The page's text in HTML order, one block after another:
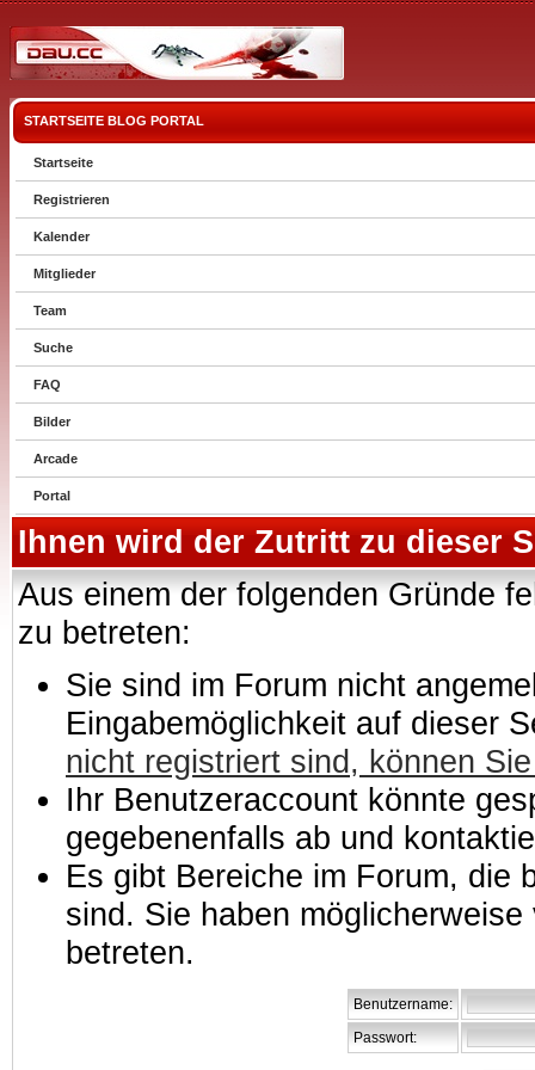
STARTSEITE BLOG PORTAL
Startseite
Registrieren
Kalender
Mitglieder
Team
Suche
FAQ
Bilder
Arcade
Portal
Ihnen wird der Zutritt zu dieser
Aus einem der folgenden Gründe
zu betreten:
Sie sind im Forum nicht
Eingabemöglichkeit auf dieser
nicht registriert sind, können
Ihr Benutzeraccount könnte
gegebenenfalls ab und
Es gibt Bereiche im Forum, die
sind. Sie haben
betreten.
Benutzername:
Passwort: